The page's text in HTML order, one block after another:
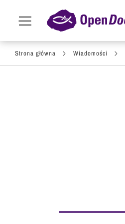
Przejdź do treści
Menu
Strona główna Wiadomości